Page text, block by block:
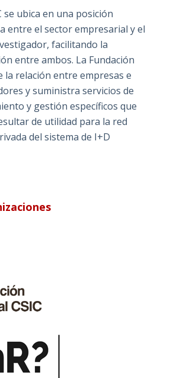
se ubica en una posición
entre el sector empresarial y el
facilitando la
entre ambos. La Fundación
la relación entre empresas e
y suministra servicios de
y gestión específicos que
de utilidad para la red
del sistema de I+D